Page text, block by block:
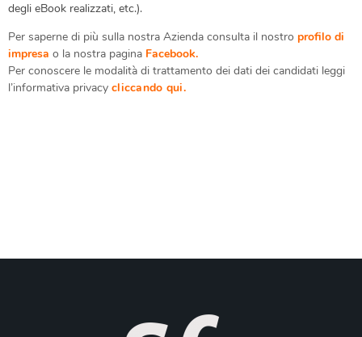
degli eBook realizzati, etc.).
Per saperne di più sulla nostra Azienda consulta il nostro profilo di
impresa o la nostra pagina Facebook.
Per conoscere le modalità di trattamento dei dati dei candidati leggi
l’informativa privacy cliccando qui.